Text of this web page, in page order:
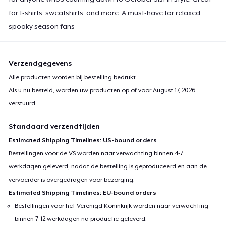
for t-shirts, sweatshirts, and more. A must-have for relaxed
spooky season fans
Verzendgegevens
Alle producten worden bij bestelling bedrukt.
Als u nu besteld, worden uw producten op of voorAugust 17, 2026
verstuurd.
Standaard verzendtijden
Estimated Shipping Timelines: US-bound orders
Bestellingen voor de VS worden naar verwachting binnen 4-7
werkdagen geleverd, nadat de bestelling is geproduceerd en aan de
vervoerder is overgedragen voor bezorging.
Estimated Shipping Timelines: EU-bound orders
Bestellingen voor het Verenigd Koninkrijk worden naar verwachting
binnen 7-12 werkdagen na productie geleverd.